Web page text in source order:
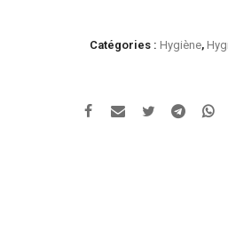
Catégories : Hygiène,